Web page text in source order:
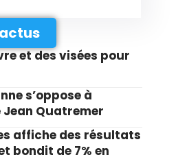
et des visées pour
s’oppose à
Jean Quatremer
affiche des résultats
bondit de 7% en